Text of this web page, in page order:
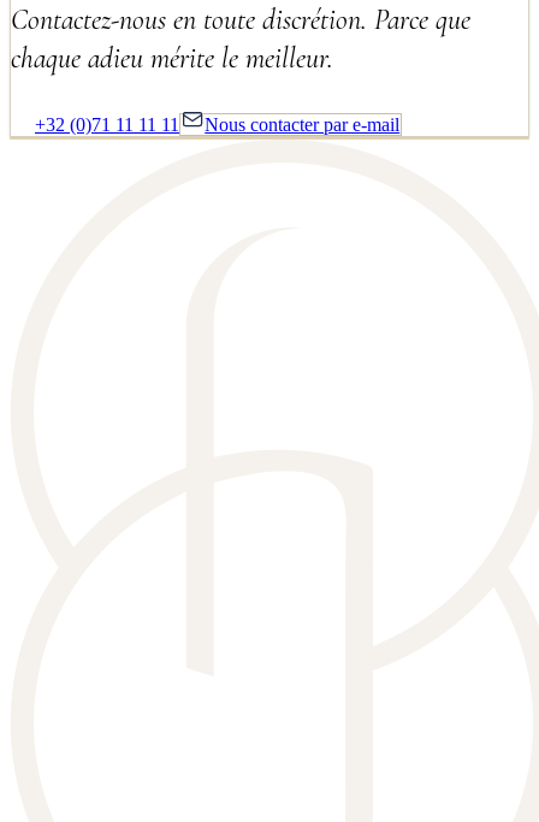
Contactez-nous en toute discrétion. Parce que
chaque adieu mérite le meilleur.
+32 (0)71 11 11 11 Nous contacter par e-mail